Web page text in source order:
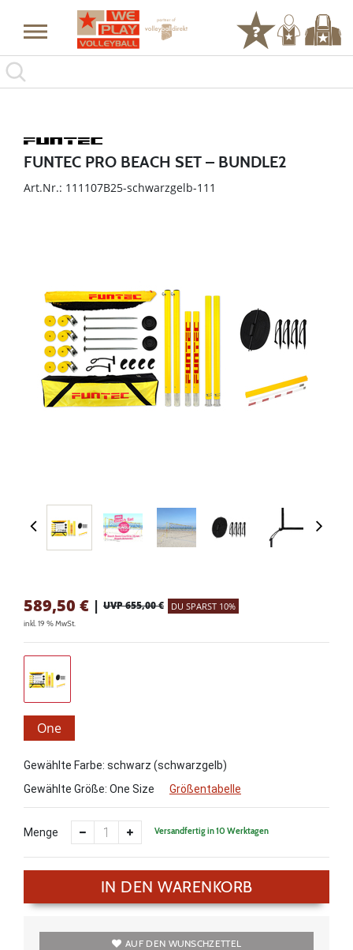
FUNTEC PRO BEACH SET – BUNDLE2
Art.Nr.: 111107B25-schwarzgelb-111
589,50 € | UVP 655,00 € DU SPARST 10%
inkl. 19 % MwSt.
One
Gewählte Farbe: schwarz (schwarzgelb)
Gewählte Größe: One Size Größentabelle
Menge Versandfertig in 10 Werktagen
IN DEN WARENKORB
AUF DEN WUNSCHZETTEL